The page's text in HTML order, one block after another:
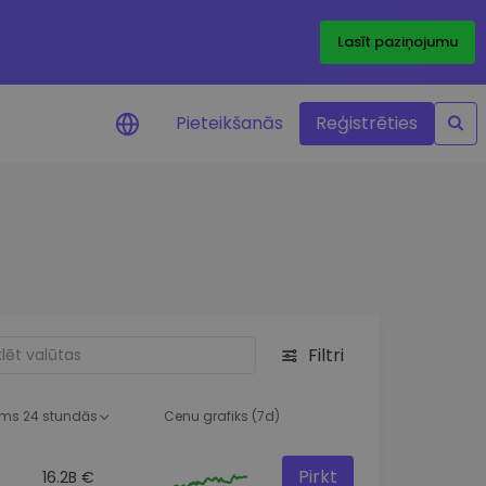
Lasīt paziņojumu
Pieteikšanās Reģistrēties
Filtri
24 stundās Cenu grafiks (7d)
16.2B € Pirkt